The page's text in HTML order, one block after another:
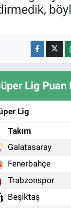
Lig Puan
Lig
Takım
Galatasaray
Fenerbahçe
Trabzonspor
Beşiktaş